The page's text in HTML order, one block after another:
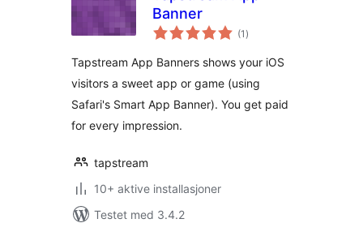
Banner
(1 totale
vurderinger
)
Tapstream App Banners shows your iOS
visitors a sweet app or game (using
Safari's Smart App Banner). You get paid
for every impression.
tapstream
10+ aktive installasjoner
Testet med 3.4.2